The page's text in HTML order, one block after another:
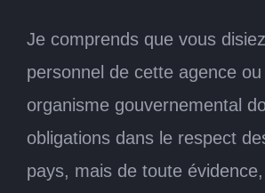
Je comprends que vous
personnel de cette agence
organisme gouvernemental
obligations dans le respect
pays, mais de toute évidence,